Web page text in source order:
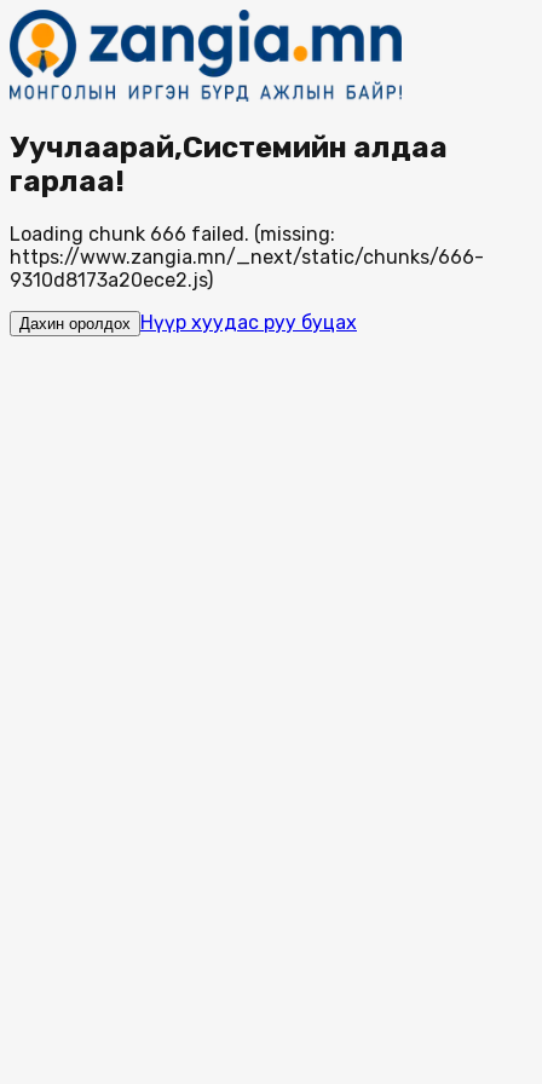
Уучлаарай,Системийн алдаа
гарлаа!
Loading chunk 666 failed. (missing:
https://www.zangia.mn/_next/static/chunks/666-
9310d8173a20ece2.js)
Дахин оролдох Нүүр хуудас руу буцах